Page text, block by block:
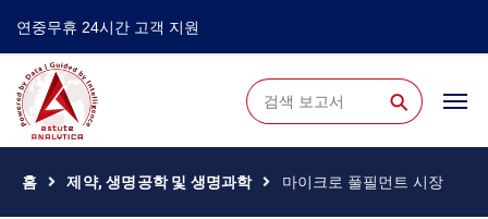
연중무휴 24시간 고객 지원
⚲
홈 제약, 생명공학 및 생명과학 마이크로 풀필먼트 시장